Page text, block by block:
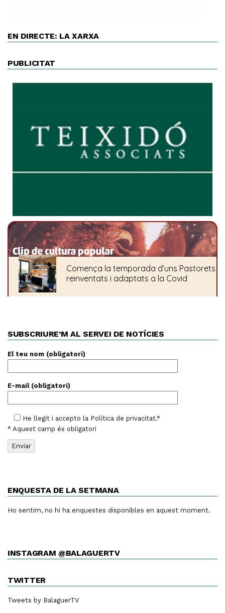
EN DIRECTE: LA XARXA
PUBLICITAT
SUBSCRIURE’M AL SERVEI DE NOTÍCIES
El teu nom (obligatori)
E-mail (obligatori)
He llegit i accepto la Política de privacitat.*
* Aquest camp és obligatori
ENQUESTA DE LA SETMANA
Ho sentim, no hi ha enquestes disponibles en aquest moment.
INSTAGRAM @BALAGUERTV
TWITTER
Tweets by BalaguerTV